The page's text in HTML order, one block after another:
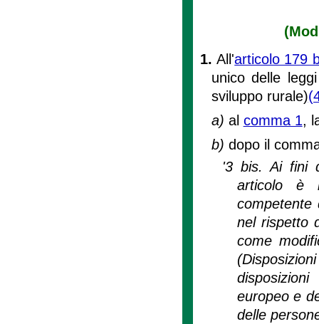
1.All'articolo 179
unico delle
sviluppo rurale)
a) al comma 1,
b) dopo il
'3 bis. Ai fini
articolo è
competente
nel rispetto
come
europeo e
delle